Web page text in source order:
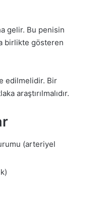
gelir. Bu penisin
birlikte gösteren
edilmelidir. Bir
araştırılmalıdır.
(arteriyel